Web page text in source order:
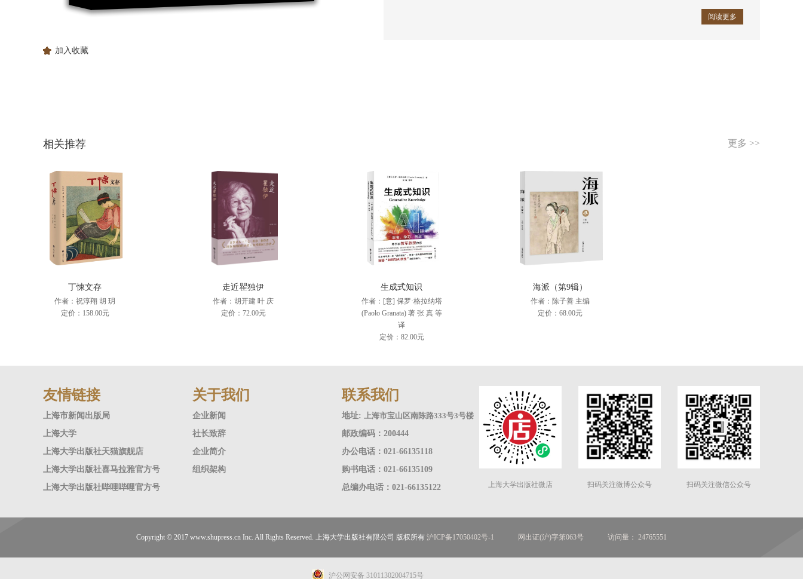
加入收藏
关判断的研究尚处在起步阶段。本书从消费者视角入手，运用行为科学中的实验法，结合心理
学中的社会知觉与推论理论，系统探索了品牌联名如何影响消费者对于合作品牌与其产品的判
阅读更多
相关推荐 更多 >>
丁悚文存
作者：祝淳翔 胡 玥
定价：158.00元
走近瞿独伊
作者：胡开建 叶 庆
定价：72.00元
生成式知识
作者：[意] 保罗·格拉纳塔
(Paolo Granata) 著 张 真 等
译
定价：82.00元
海派（第9辑）
作者：陈子善 主编
定价：68.00元
友情链接
上海市新闻出版局
上海大学
上海大学出版社天猫旗舰店
上海大学出版社喜马拉雅官方号
上海大学出版社哔哩哔哩官方号
关于我们
企业新闻
社长致辞
企业简介
组织架构
联系我们
地址: 上海市宝山区南陈路333号3号楼
邮政编码：200444
办公电话：021-66135118
购书电话：021-66135109
总编办电话：021-66135122
上海大学出版社微店 扫码关注微博公众号 扫码关注微信公众号
Copyright © 2017 www.shupress.cn Inc. All Rights Reserved. 上海大学出版社有限公司 版权所有 沪ICP备17050402号-1 网出证(沪)字第063号 访问量： 24765551
沪公网安备 31011302004715号